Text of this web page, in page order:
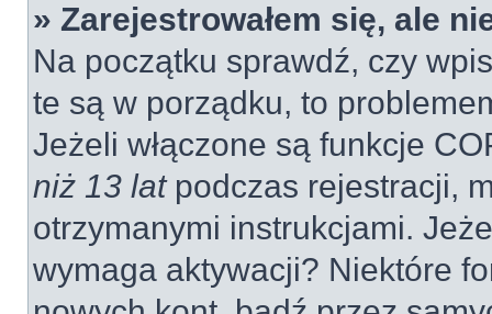
» Zarejestrowałem się, ale
Na początku sprawdź, czy
te są w porządku, to
Jeżeli włączone są funkcje
niż 13 latpodczas rejestracji,
otrzymanymi instrukcjami.
wymaga aktywacji? Niektóre